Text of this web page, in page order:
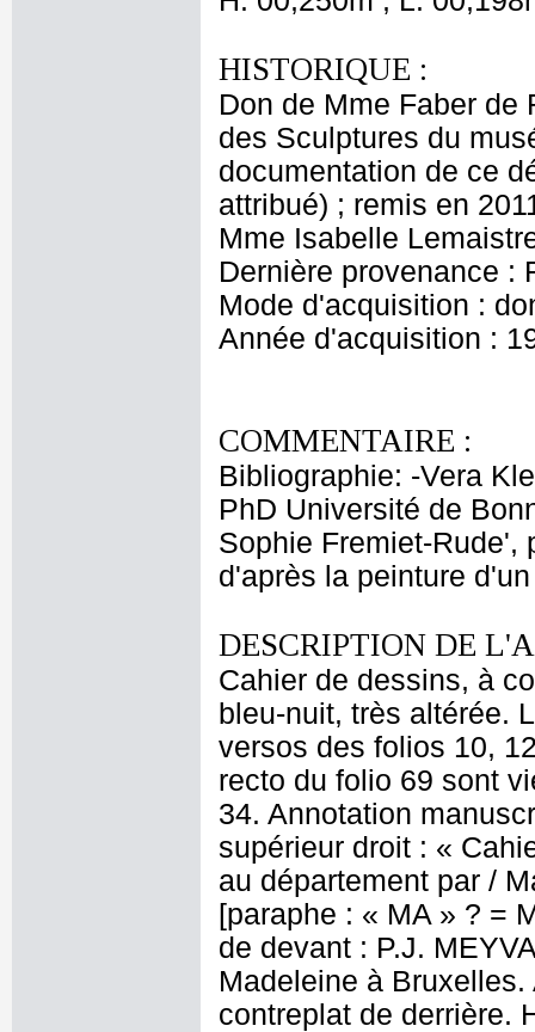
HISTORIQUE :
Don de Mme Faber de
des Sculptures du
documentation de ce
attribué) ; remis en
Mme Isabelle
Dernière provenance :
Mode d'acquisition :
Année d'acquisition :
COMMENTAIRE :
Bibliographie: -Vera
PhD Université de
Sophie Fremiet-Rude',
d'après la peinture
DESCRIPTION DE
Cahier de dessins, à
bleu-nuit, très altérée.
versos des folios 10,
recto du folio 69 sont
34. Annotation
supérieur droit : «
au département par /
[paraphe : « MA » ? =
de devant : P.J.
Madeleine à
contreplat de derrière.